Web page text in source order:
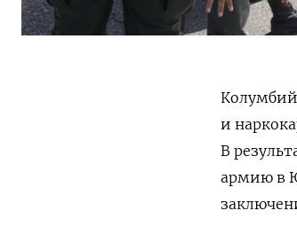
и
В
армию в